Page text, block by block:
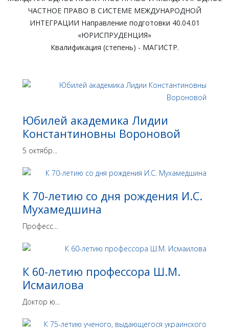
ЧАСТНОЕ ПРАВО В СИСТЕМЕ МЕЖДУНАРОДНОЙ
ИНТЕГРАЦИИ Направление подготовки 40.04.01
«ЮРИСПРУДЕНЦИЯ»
Квалификация (степень) - МАГИСТР.
Юбилей академика Лидии
Константиновны Вороновой
5 октябр...
К 70-летию со дня рождения И.С.
Мухамедшина
Професс...
К 60-летию профессора Ш.М.
Исмаилова
Доктор ю...